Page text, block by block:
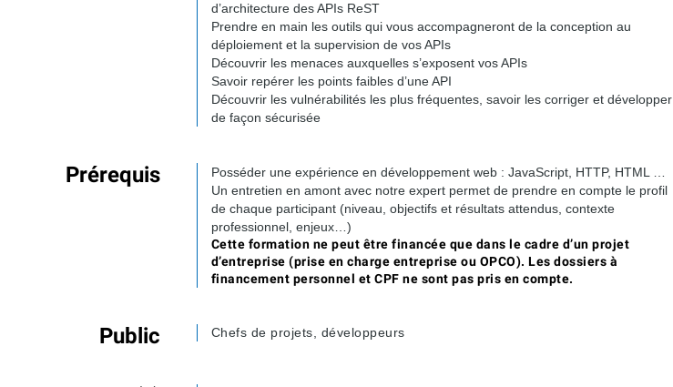
d’architecture des APIs ReST
Prendre en main les outils qui vous accompagneront de la conception au
déploiement et la supervision de vos APIs
Découvrir les menaces auxquelles s’exposent vos APIs
Savoir repérer les points faibles d’une API
Découvrir les vulnérabilités les plus fréquentes, savoir les corriger et développer
de façon sécurisée
Prérequis
Posséder une expérience en développement web : JavaScript, HTTP, HTML …
Un entretien en amont avec notre expert permet de prendre en compte le profil
de chaque participant (niveau, objectifs et résultats attendus, contexte
professionnel, enjeux…)
Cette formation ne peut être financée que dans le cadre d’un projet
d’entreprise (prise en charge entreprise ou OPCO). Les dossiers à
financement personnel et CPF ne sont pas pris en compte.
Public Chefs de projets, développeurs